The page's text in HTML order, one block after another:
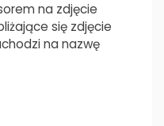
na zdjęcie
się zdjęcie
na nazwę